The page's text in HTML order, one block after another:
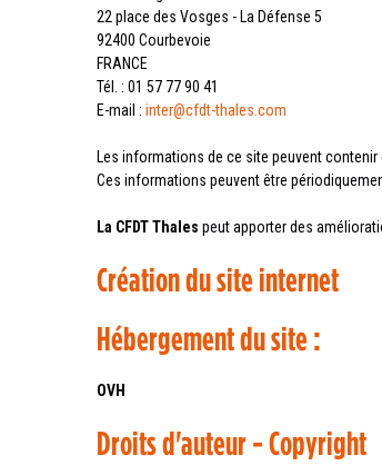
22 place des Vosges - La Défense 5
92400 Courbevoie
FRANCE
Tél. : 01 57 77 90 41
E-mail : inter@cfdt-thales.com
Les informations de ce site peuvent
Ces informations peuvent être
La CFDTThales peut apporter des
Création du site internet
Hébergement du site :
OVH
Droits d'auteur - Copyright